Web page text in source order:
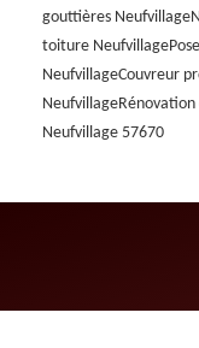
gouttières Neufvillage
toiture Neufvillage
NeufvillageCouvreur
Neufvillage
Neufvillage 57670